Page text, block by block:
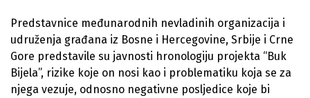
Predstavnice međunarodnih nevladinih organizacija i
udruženja građana iz Bosne i Hercegovine, Srbije i Crne
Gore predstavile su javnosti hronologiju projekta “Buk
Bijela”, rizike koje on nosi kao i problematiku koja se za
njega vezuje, odnosno negativne posljedice koje bi